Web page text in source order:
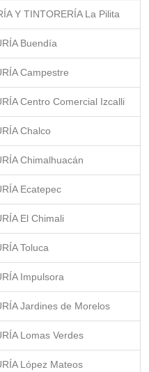
Y TINTORERÍA La Pilita
Buendía
Campestre
Centro Comercial Izcalli
Chalco
Chimalhuacán
Ecatepec
El Chimali
Toluca
Impulsora
Jardines de Morelos
Lomas Verdes
López Mateos